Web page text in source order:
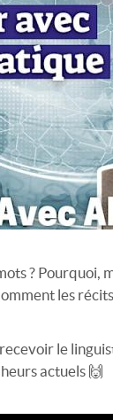
? Pourquoi,
les
le
actuels 🙌